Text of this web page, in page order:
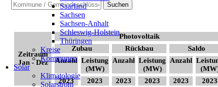
Saarland
Sachsen
Sachsen-Anhalt
Schleswig-Holstein
Thüringen
Kreise
Kommunen
Solar
Klimatologie
Solarstrom
Suchen
Zeitraum
Jan - Dez
Photovoltaik
Zubau
Rückbau
Saldo
Anzahl Leistung
(MW)
Anzahl Leistung
(MW)
Anzahl
2023
2023 2023 2023 2023 2023